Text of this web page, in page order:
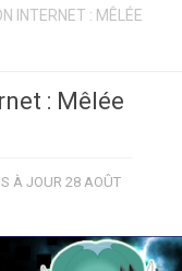
INTERNET : MÊLÉE
: Mêlée
À JOUR 28 AOÛT